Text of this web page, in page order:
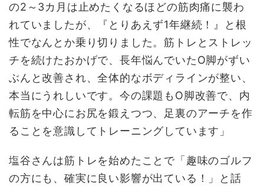
の2～3カ月は止めたくなるほどの筋肉痛に襲わ
れていましたが、『とりあえず1年継続！』と根
性でなんとか乗り切りました。筋トレとストレッ
チを続けたおかげで、長年悩んでいたO脚がずい
ぶんと改善され、全体的なボディラインが整い、
本当にうれしいです。今の課題もO脚改善で、内
転筋を中心にお尻を鍛えつつ、足裏のアーチを作
ることを意識してトレーニングしています」
塩谷さんは筋トレを始めたことで「趣味のゴルフ
の方にも、確実に良い影響が出ている！」と話